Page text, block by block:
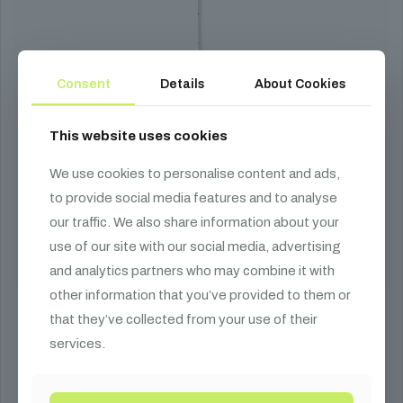
Gravity SP 5211 W
Consent Details About Cookies
This website uses cookies
We use cookies to personalise content and ads,
to provide social media features and to analyse
our traffic. We also share information about your
use of our site with our social media, advertising
and analytics partners who may combine it with
other information that you’ve provided to them or
that they’ve collected from your use of their
services.